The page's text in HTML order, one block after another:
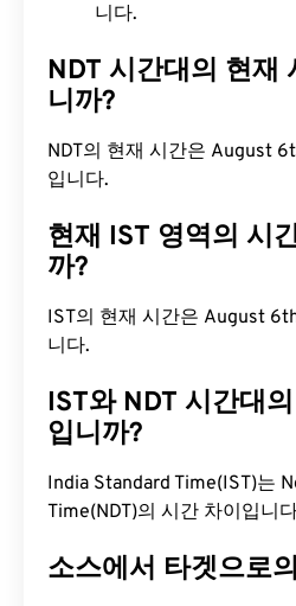
니다.
NDT 시간대의 현재
니까?
NDT의 현재 시간은 August
입니다.
현재 IST 영역의 시
까?
IST의 현재 시간은 August
니다.
IST와 NDT 시간대
입니까?
India Standard Time(IST)는
Time(NDT)의 시간 차이입니
소스에서 타겟으로